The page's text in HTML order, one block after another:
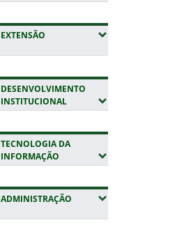
EXTENSÃO (EXPANDIR SUBMENUS)
DESENVOLVIMENTO
INSTITUCIONAL(EXPANDIR SUBMENUS)
TECNOLOGIA DA
INFORMAÇÃO (EXPANDIR SUBMENUS)
ADMINISTRAÇÃO (EXPANDIR SUBMENUS)